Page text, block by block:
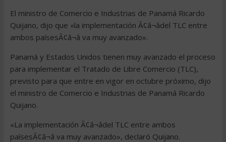
El ministro de Comercio e Industrias de Panamá Ricardo
Quijano, dijo que «la implementación Ã¢â¬âdel TLC entre
ambos paísesÃ¢â¬â va muy avanzado».
Panamá y Estados Unidos tienen muy avanzado el proceso
para implementar el Tratado de Libre Comercio (TLC),
previsto para que entre en vigor en octubre próximo, dijo
el ministro de Comercio e Industrias de Panamá Ricardo
Quijano.
«La implementación Ã¢â¬âdel TLC entre ambos
paísesÃ¢â¬â va muy avanzado», declaró Quijano.